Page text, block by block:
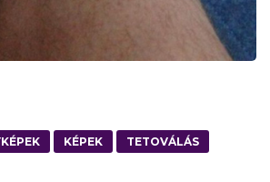
KÉPEK TETOVÁLÁS